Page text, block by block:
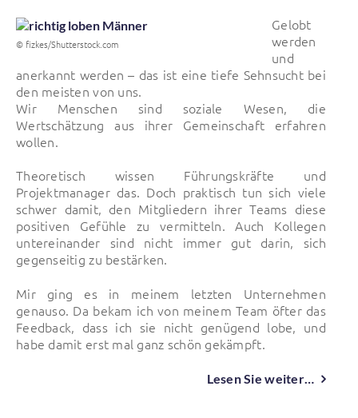
© fizkes/Shutterstock.com
Gelobt
werden
und
anerkannt werden – das ist eine tiefe Sehnsucht bei
den meisten von uns.
Wir Menschen sind soziale Wesen, die
Wertschätzung aus ihrer Gemeinschaft erfahren
wollen.
Theoretisch wissen Führungskräfte und
Projektmanager das. Doch praktisch tun sich viele
schwer damit, den Mitgliedern ihrer Teams diese
positiven Gefühle zu vermitteln. Auch Kollegen
untereinander sind nicht immer gut darin, sich
gegenseitig zu bestärken.
Mir ging es in meinem letzten Unternehmen
genauso. Da bekam ich von meinem Team öfter das
Feedback, dass ich sie nicht genügend lobe, und
habe damit erst mal ganz schön gekämpft.
Lesen Sie weiter…